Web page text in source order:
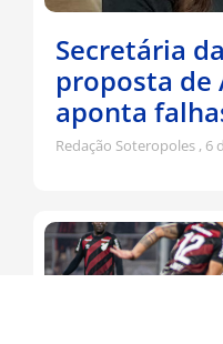
Secretária
proposta de
aponta
Redação Soteropoles 6